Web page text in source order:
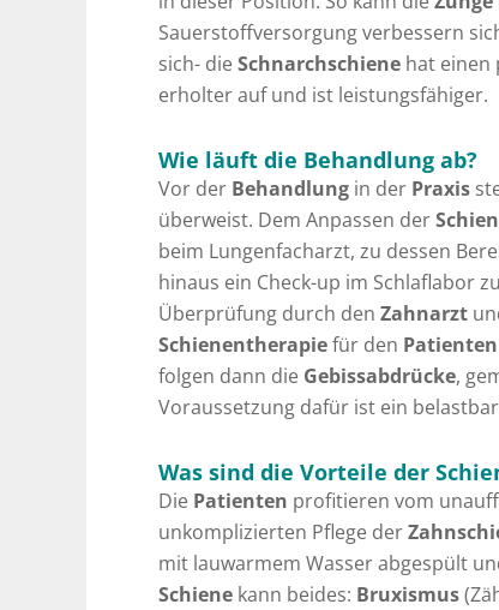
Sauerstoffversorgung verbessern
sich- die Schnarchschiene hat einen
erholter auf und ist leistungsfähiger.
Wie läuft die Behandlung ab?
Vor der Behandlung in der Praxis
überweist. Dem Anpassen der
beim Lungenfacharzt, zu dessen
hinaus ein Check-up im Schlaflabor
Überprüfung durch den Zahnarzt
Schienentherapiefür den Patienten
folgen dann die Gebissabdrücke,
Voraussetzung dafür ist ein
Was sind die Vorteile der
Die Patienten profitieren vom
unkomplizierten Pflege der
mit lauwarmem Wasser abgespült
Schiene kann beides: Bruxismus